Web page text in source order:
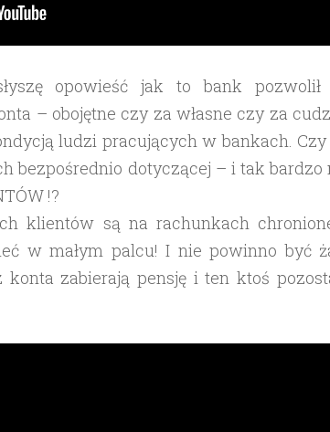
opowieść jak to bank pozwolił
– obojętne czy za własne czy za
ludzi pracujących w bankach.
bezpośrednio dotyczącej – i tak bardzo
!?
klientów są na rachunkach
w małym palcu! I nie powinno być
zabierają pensję i ten ktoś